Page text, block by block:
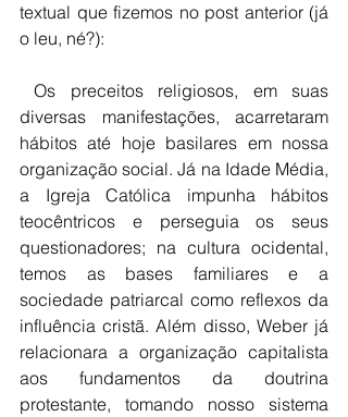
textual que fizemos no post anterior (já
o leu, né?):
Os preceitos religiosos, em suas
diversas manifestações, acarretaram
hábitos até hoje basilares em nossa
organização social. Já na Idade Média,
a Igreja Católica impunha hábitos
teocêntricos e perseguia os seus
questionadores; na cultura ocidental,
temos as bases familiares e a
sociedade patriarcal como reflexos da
influência cristã. Além disso, Weber já
relacionara a organização capitalista
aos fundamentos da doutrina
protestante, tomando nosso sistema